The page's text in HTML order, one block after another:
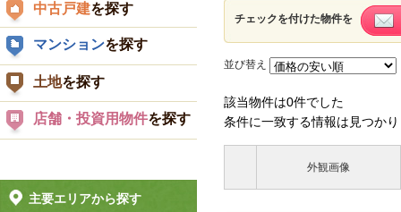
チェックを付けた物件を
並び替え
該当物件は0件でした
条件に一致する情報は見つか
外観画像
中古戸建を探す
マンションを探す
土地を探す
店舗・投資用物件を探す
主要エリアから探す